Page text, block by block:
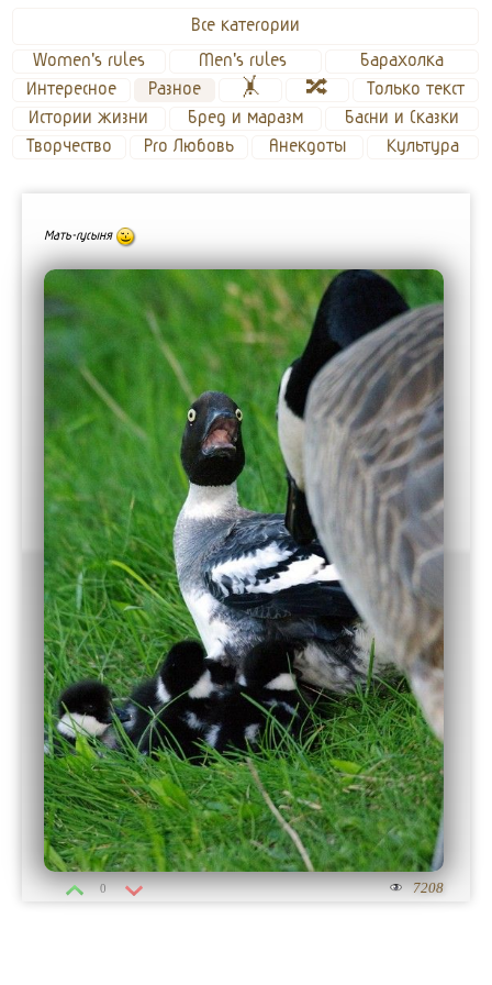
Все категории
Women's rules
Men's rules
Барахолка
Интересное
Разное 🤸 🔀
Только текст
Истории жизни
Бред и маразм
Басни и Сказки
Творчество
Pro Любовь Анекдоты Культура
7208
0
Мать-гусыня ;-)